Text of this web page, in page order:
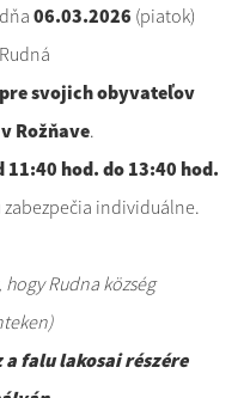
06.03.2026 (piatok)
svojich obyvateľov
Rožňave.
11:40 hod. do 13:40 hod.
individuálne.
Rudna község
falu lakosai részére